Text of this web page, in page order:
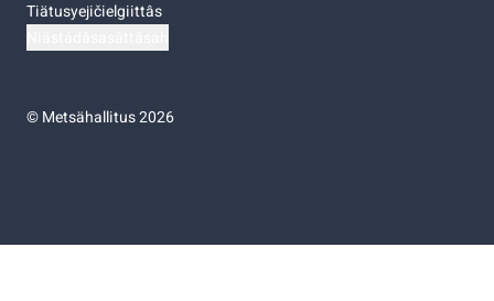
Tiätusyejičielgiittâs
©Metsähallitus 2026